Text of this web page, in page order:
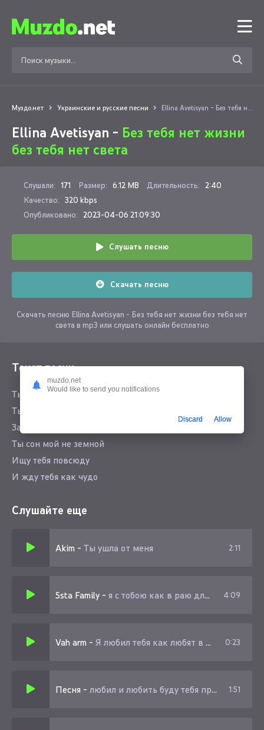
Муздо.нет Украинские и русские песни Ellina Avetisyan - Без тебя нет жизни без тебя нет света
Ellina Avetisyan - Без тебя нет жизни
без тебя нет света
Слушали: 171 Размер: 6.12 MB Длительность: 2:40
Качество: 320 kbps
Опубликовано: 2023-04-06 21:09:30
Слушать песню
Скачать песню
Скачать песню Ellina Avetisyan - Без тебя нет жизни без тебя нет
света в mp3 или слушать онлайн бесплатно
Текст песни
Ты моё счастье радость
Ты моя вся планета
Забрал ты мой покой
Ты сон мой не земной
Ищу тебя повсюду
И жду тебя как чудо
Слушайте еще
Akim - Ты ушла от меня 2:11
5sta Family - я с тобою как в раю для тебя дышу (slowed) 4:09
Vah arm - Я любил тебя как любят в жизни только раз 0:23
Песня - любил и любить буду тебя предел моих фантазий (speed up) 1:51
muzdo.net
Would like to send you notifications
Discard Allow